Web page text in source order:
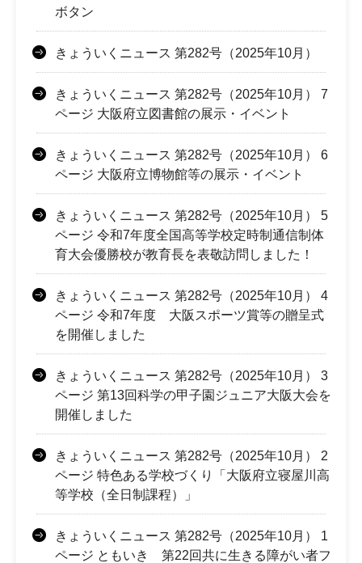
ボタン
きょういくニュース 第282号（2025年10月）
きょういくニュース 第282号（2025年10月） 7
ページ 大阪府立図書館の展示・イベント
きょういくニュース 第282号（2025年10月） 6
ページ 大阪府立博物館等の展示・イベント
きょういくニュース 第282号（2025年10月） 5
ページ 令和7年度全国高等学校定時制通信制体
育大会優勝校が教育長を表敬訪問しました！
きょういくニュース 第282号（2025年10月） 4
ページ 令和7年度 大阪スポーツ賞等の贈呈式
を開催しました
きょういくニュース 第282号（2025年10月） 3
ページ 第13回科学の甲子園ジュニア大阪大会を
開催しました
きょういくニュース 第282号（2025年10月） 2
ページ 特色ある学校づくり「大阪府立寝屋川高
等学校（全日制課程）」
きょういくニュース 第282号（2025年10月） 1
ページ ともいき 第22回共に生きる障がい者フ